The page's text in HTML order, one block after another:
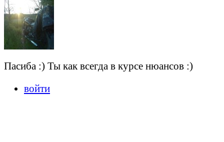
Пасиба :) Ты как всегда в курсе нюансов :)
войти